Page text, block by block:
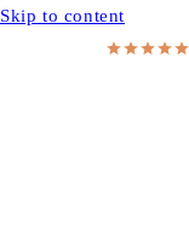
Skip to content